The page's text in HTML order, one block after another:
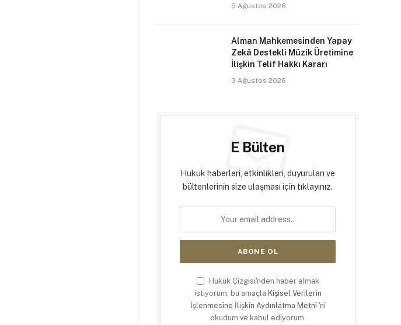
5 Ağustos 2026
Alman Mahkemesinden Yapay
Zekâ Destekli Müzik Üretimine
İlişkin Telif Hakkı Kararı
3 Ağustos 2026
E Bülten
Hukuk haberleri, etkinlikleri, duyuruları ve
bültenlerinin size ulaşması için tıklayınız.
Hukuk Çizgisi'nden haber almak
istiyorum, bu amaçla Kişisel Verilerin
İşlenmesine İlişkin Aydınlatma Metni 'ni
okudum ve kabul ediyorum.